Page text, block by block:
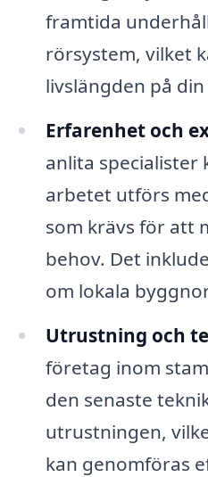
framtida
rörsystem, vilket
livslängden på
Erfarenhet och
anlita specialister
arbetet utförs
som krävs för att
behov. Det
om lokala
Utrustning och
företag inom
den senaste
utrustningen,
kan genomföras